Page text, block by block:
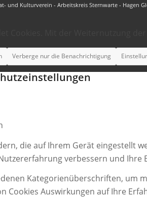
und Kulturverein - Arbeitskreis Sternwarte - Hagen
Verberge nur die Benachrichtigung
die auf Ihrem Gerät eingestellt
verbessern und Ihre
Kategorienüberschriften, um
Cookies Auswirkungen auf Ihre